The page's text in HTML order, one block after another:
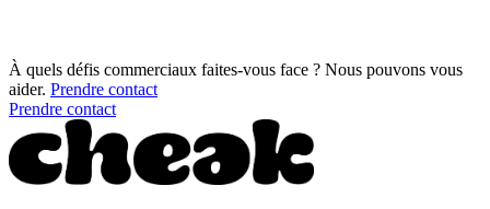
À quels défis commerciaux faites-vous face ? Nous pouvons vous
aider. Prendre contact
Prendre contact